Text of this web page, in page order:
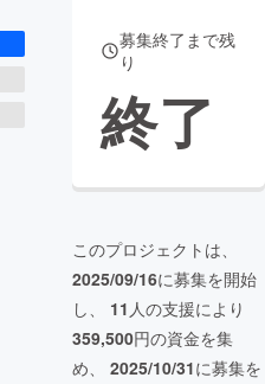
募集終了まで残
り
終了
このプロジェクトは、
2025/09/16に募集を開始
し、 11 人の支援により
359,500円の資金を集
め、 2025/10/31に募集を